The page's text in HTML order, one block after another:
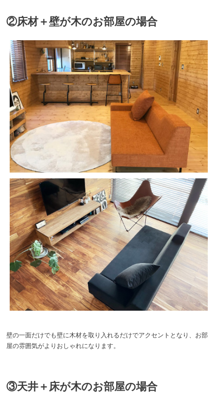
②床材＋壁が木のお部屋の場合
壁の一面だけでも壁に木材を取り入れるだけでアクセントとなり、お部
屋の雰囲気がよりおしゃれになります。
③天井＋床が木のお部屋の場合